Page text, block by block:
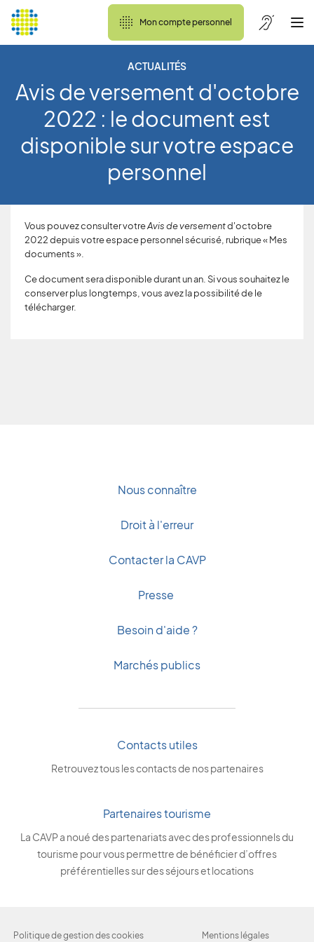
Mon compte personnel
ACTUALITÉS
Avis de versement d'octobre
2022 : le document est
disponible sur votre espace
personnel
Vous pouvez consulter votreAvis de versementd'octobre
2022 depuis votre espace personnel sécurisé, rubrique « Mes
documents ».
Ce document sera disponible durant un an. Si vous souhaitez le
conserver plus longtemps, vous avez la possibilité de le
télécharger.
Nous connaître
Droit à l'erreur
Contacter la CAVP
Presse
Besoin d'aide ?
Marchés publics
Contacts utiles
Retrouvez tous les contacts de nos partenaires
Partenaires tourisme
La CAVP a noué des partenariats avec des professionnels du
tourisme pour vous permettre de bénéficier d’offres
préférentielles sur des séjours et locations
Politique de gestion des cookies Mentions légales